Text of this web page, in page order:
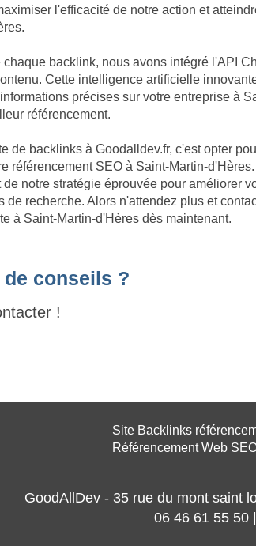
l'efficacité de notre action et
backlink, nous avons intégré l'API
Cette intelligence artificielle
précises sur votre entreprise à
référencement.
de backlinks à Goodalldev.fr, c'est opter
référencement SEO à Saint-Martin-
notre stratégie éprouvée pour améliorer
de recherche. Alors n'attendez plus et
à Saint-Martin-d'Hères dès maintenant.
conseils ?
!
Site Backlinks
Référencement Web
GoodAllDev - 35 rue du mont saint
06 46 61 55 50